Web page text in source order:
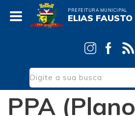
PREFEITURA MUNICIPAL
ELIAS FAUSTO
Contas Públicas
PPA (Plano Plurianual)
PPA (Plano